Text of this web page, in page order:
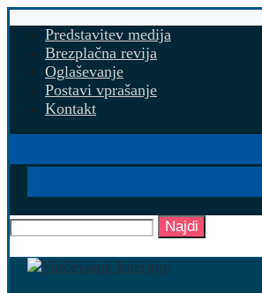
Predstavitev medija
Brezplačna revija
Oglaševanje
Postavi vprašanje
Kontakt
Najdi